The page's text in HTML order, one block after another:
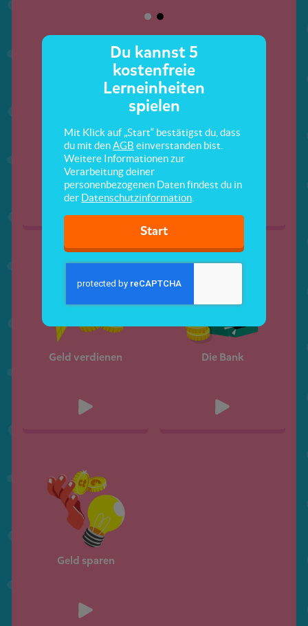
Geld ausgeben Was ist Geld?
Geld verdienen Die Bank
Geld sparen
Du kannst 5
kostenfreie
Lerneinheiten
spielen
Mit Klick auf „Start“ bestätigst du, dass
du mit denAGB einverstanden bist.
Weitere Informationen zur
Verarbeitung deiner
personenbezogenen Daten findest du in
der Datenschutzinformation
Start